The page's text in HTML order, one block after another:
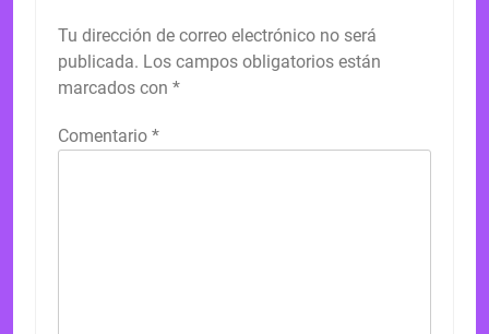
Tu dirección de correo electrónico no será
publicada. Los campos obligatorios están
marcados con *
Comentario *